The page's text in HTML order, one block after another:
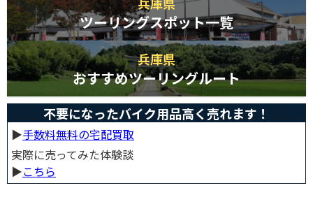
ツーリングスポット一覧
兵庫県
おすすめツーリングルート
不要になったバイク用品高く売れます！
▶︎手数料無料の宅配買取
実際に売ってみた体験談
▶︎こちら